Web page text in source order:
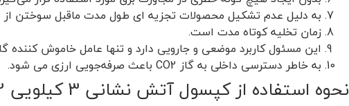
به دلیل عدم تشکیل محصولات تجزیه ای طول مدت ماقبل سوختن از
زمان تخلیه کوتاه مدت است.
این مسئول کاربرد موضعی و جارویی دارد و تنها عامل خاموش
به خاطر دسترسی داخلی به گاز CO2 باعث صرفه‌جویی ارزی می شود.
نحوه استفاده از کپسول آتش نشانی 3 کیلویی CO2 دژ با پایه نصب دیواری